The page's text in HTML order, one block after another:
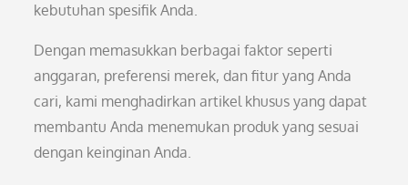
kebutuhan spesifik Anda.
Dengan memasukkan berbagai faktor seperti
anggaran, preferensi merek, dan fitur yang Anda
cari, kami menghadirkan artikel khusus yang dapat
membantu Anda menemukan produk yang sesuai
dengan keinginan Anda.